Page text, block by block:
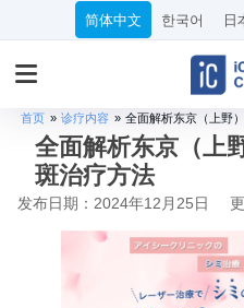
简体中文 한국어 日
首页 » 诊疗内容 » 全面解析东京（上野
全面解析东京（上
斑治疗方法
发布日期：2024年12月25日